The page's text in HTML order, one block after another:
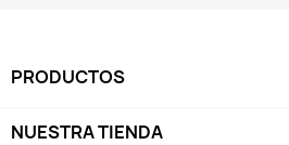
PRODUCTOS
NUESTRA TIENDA